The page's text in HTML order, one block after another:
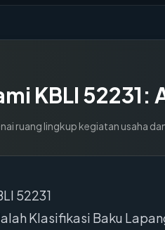
KBLI 52231:
ruang lingkup kegiatan usaha
52231
Klasifikasi Baku